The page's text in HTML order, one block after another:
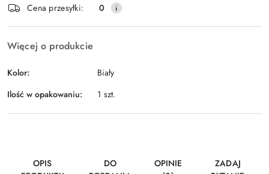
Wyślij
dostawa
Cena przesyłki:
0
Więcej o produkcie
Kolor:
Biały
Ilość w opakowaniu:
1 szt.
OPIS
DO
OPINIE
ZADAJ